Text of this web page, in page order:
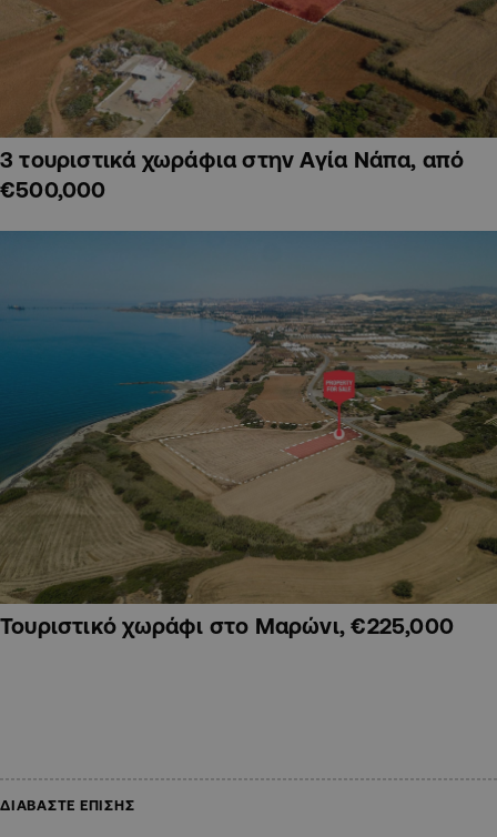
3 τουριστικά χωράφια στην Αγία Νάπα, από
€500,000
Τουριστικό χωράφι στο Μαρώνι, €225,000
ΔΙΑΒΑΣΤΕ ΕΠΙΣΗΣ